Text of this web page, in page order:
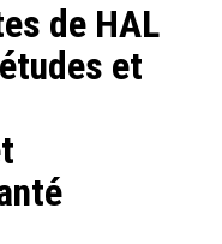
de HAL
et